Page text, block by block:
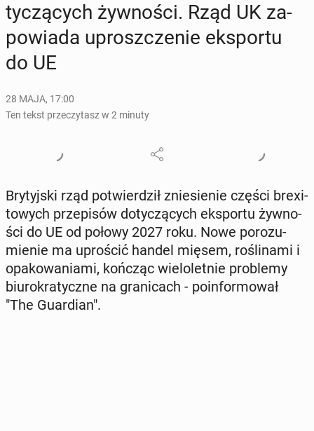
ty­czą­cych żyw­no­ści. Rząd UK za­
po­wia­da uprosz­cze­nie eks­por­tu
do UE
28 MAJA, 17:00
Ten tekst przeczytasz w 2 minuty
Bry­tyj­ski rząd po­twier­dził znie­sie­nie części bre­xi­
to­wych prze­pi­sów do­ty­czą­cych eks­por­tu żyw­no­
ści do UE od połowy 2027 roku. Nowe po­ro­zu­
mie­nie ma upro­ścić handel mięsem, ro­śli­na­mi i
opa­ko­wa­nia­mi, kończąc wie­lo­let­nie pro­ble­my
biu­ro­kra­tycz­ne na gra­ni­cach - po­in­for­mo­wał
"The Gu­ar­dian".